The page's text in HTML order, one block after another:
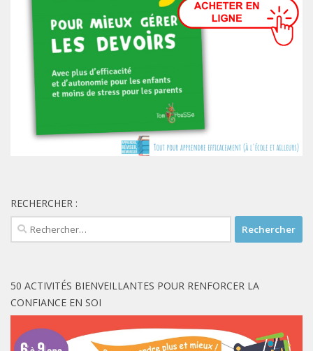
RECHERCHER :
Rechercher :
50 ACTIVITÉS BIENVEILLANTES POUR RENFORCER LA
CONFIANCE EN SOI